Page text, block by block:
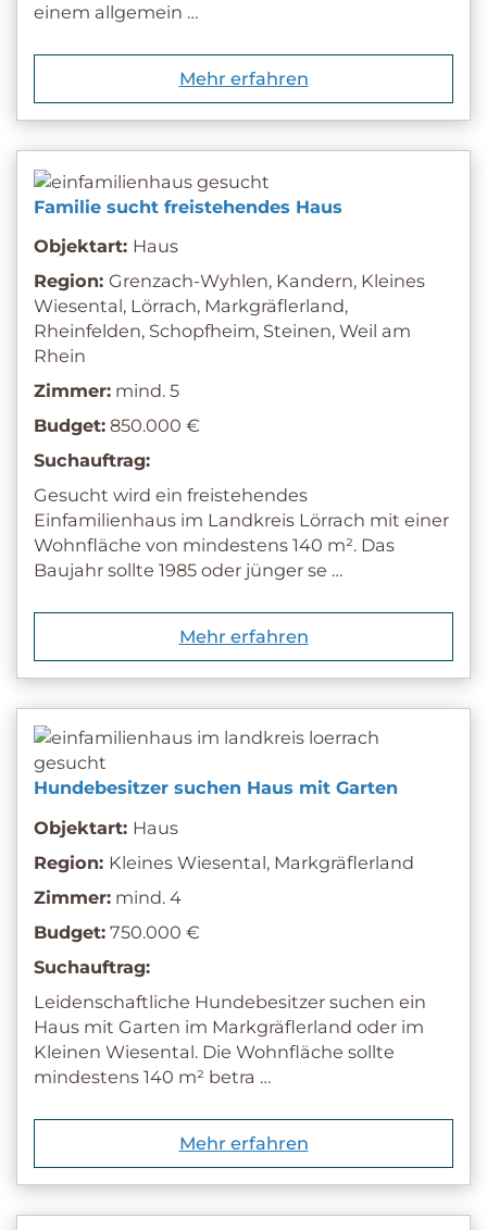
einem allgemein …
Mehr erfahren
Familie sucht freistehendes Haus
Objektart: Haus
Region: Grenzach-Wyhlen, Kandern, Kleines
Wiesental, Lörrach, Markgräflerland,
Rheinfelden, Schopfheim, Steinen, Weil am
Rhein
Zimmer: mind. 5
Budget: 850.000 €
Suchauftrag:
Gesucht wird ein freistehendes
Einfamilienhaus im Landkreis Lörrach mit einer
Wohnfläche von mindestens 140 m². Das
Baujahr sollte 1985 oder jünger se …
Mehr erfahren
Hundebesitzer suchen Haus mit Garten
Objektart: Haus
Region: Kleines Wiesental, Markgräflerland
Zimmer: mind. 4
Budget: 750.000 €
Suchauftrag:
Leidenschaftliche Hundebesitzer suchen ein
Haus mit Garten im Markgräflerland oder im
Kleinen Wiesental. Die Wohnfläche sollte
mindestens 140 m² betra …
Mehr erfahren